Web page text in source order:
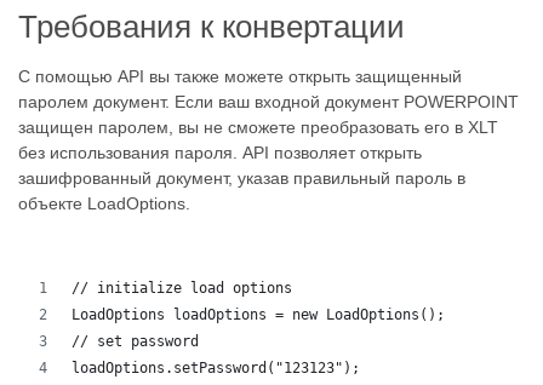
Требования к конвертации
С помощью API вы также можете открыть защищенный
паролем документ. Если ваш входной документ POWERPOINT
защищен паролем, вы не сможете преобразовать его в XLT
без использования пароля. API позволяет открыть
зашифрованный документ, указав правильный пароль в
объекте LoadOptions.
// initialize load options
LoadOptions loadOptions = new LoadOptions();
// set password
loadOptions.setPassword("123123");